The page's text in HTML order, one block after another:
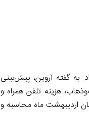
به گفته آروین، پیش‌بینی
هزینه تلفن همراه و
و همچنین حداقل، میانگین و حداکثر دریافتی هریک از رده‌های مدیریتی در سال ۹۷ تا پایان اردیبهشت ماه محاسبه و